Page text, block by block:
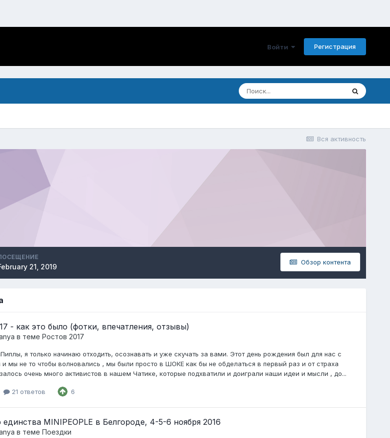
Войти Регистрация
Вся активность
Обзор контента
21, 2019
- как это было (фотки, впечатления, отзывы)
в теме Ростов 2017
я только начинаю отходить, осознавать и уже скучать за вами. Этот день рождения был для нас с
мы не то чтобы волновались , мы были просто в ШОКЕ как бы не обделаться в первый раз и от страха
очень много активистов в нашем Чатике, которые подхватили и доиграли наши идеи и мысли , до...
21 ответов 6
MINIPEOPLE в Белгороде, 4-5-6 ноября 2016
в теме Поездки